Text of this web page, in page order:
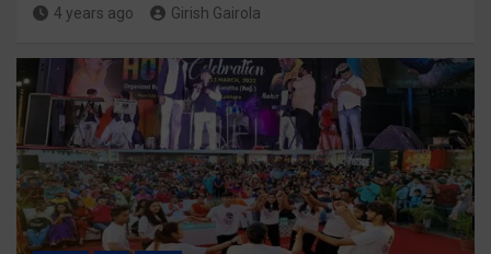
4 years ago Girish Gairola